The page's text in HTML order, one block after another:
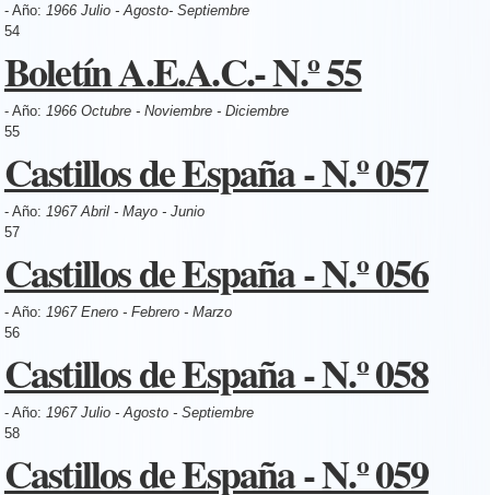
- Año: 1966 Julio - Agosto- Septiembre
54
Boletín A.E.A.C.- N.º 55
- Año: 1966 Octubre - Noviembre - Diciembre
55
Castillos de España - N.º 057
- Año: 1967 Abril - Mayo - Junio
57
Castillos de España - N.º 056
- Año: 1967 Enero - Febrero - Marzo
56
Castillos de España - N.º 058
- Año: 1967 Julio - Agosto - Septiembre
58
Castillos de España - N.º 059